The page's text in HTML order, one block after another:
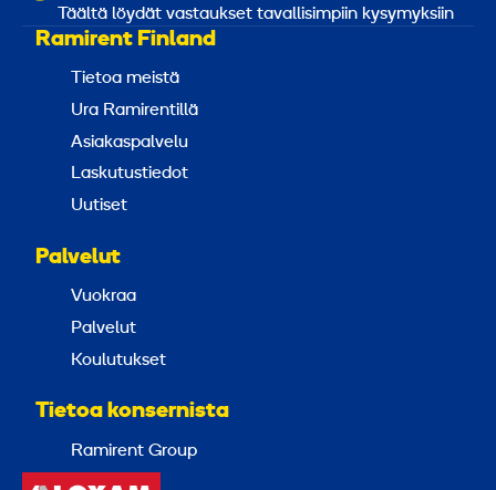
Täältä löydät vastaukset tavallisimpiin kysymyksiin
Ramirent Finland
Tietoa meistä
Ura Ramirentillä
Asiakaspalvelu
Laskutustiedot
Uutiset
Palvelut
Vuokraa
Palvelut
Koulutukset
Tietoa konsernista
Ramirent Group